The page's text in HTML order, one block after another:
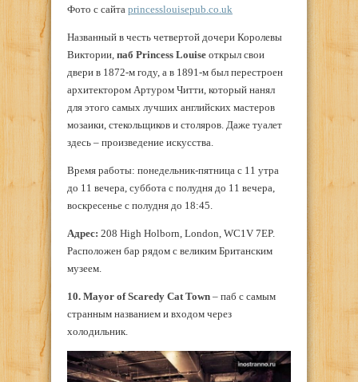
Фото с сайта princesslouisepub.co.uk
Названный в честь четвертой дочери Королевы
Виктории, паб Princess Louise открыл свои
двери в 1872-м году, а в 1891-м был перестроен
архитектором Артуром Читти, который нанял
для этого самых лучших английских мастеров
мозаики, стекольщиков и столяров. Даже туалет
здесь – произведение искусства.
Время работы: понедельник-пятница с 11 утра
до 11 вечера, суббота с полудня до 11 вечера,
воскресенье с полудня до 18:45.
Адрес: 208 High Holborn, London, WC1V 7EP.
Расположен бар рядом с великим Британским
музеем.
10. Mayor of Scaredy Cat Town – паб с самым
странным названием и входом через
холодильник.